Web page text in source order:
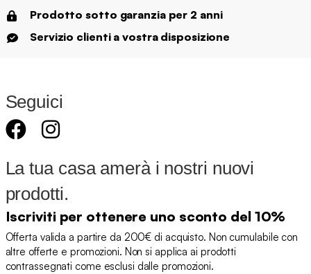
Prodotto sotto garanzia per 2 anni
Servizio clienti a vostra disposizione
Seguici
La tua casa amerà i nostri nuovi
prodotti.
Iscriviti per ottenere uno sconto del 10%
Offerta valida a partire da 200€ di acquisto. Non cumulabile con
altre offerte e promozioni. Non si applica ai prodotti
contrassegnati come esclusi dalle promozioni.